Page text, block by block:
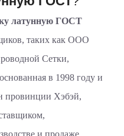
латунную ГОСТ
таких как ООО
Сетки,
в 1998 году и
провинции Хэбэй,
и продаже